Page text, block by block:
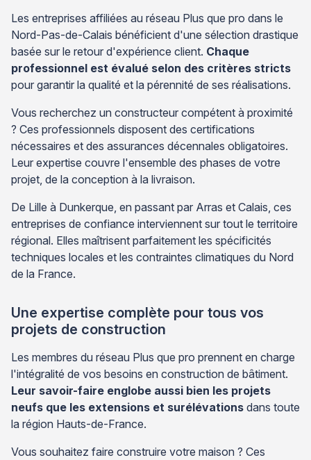
Les entreprises affiliées au réseau Plus que pro dans le
Nord-Pas-de-Calais bénéficient d'une sélection drastique
basée sur le retour d'expérience client. Chaque
professionnel est évalué selon des critères stricts
pour garantir la qualité et la pérennité de ses réalisations.
Vous recherchez un constructeur compétent à proximité
? Ces professionnels disposent des certifications
nécessaires et des assurances décennales obligatoires.
Leur expertise couvre l'ensemble des phases de votre
projet, de la conception à la livraison.
De Lille à Dunkerque, en passant par Arras et Calais, ces
entreprises de confiance interviennent sur tout le territoire
régional. Elles maîtrisent parfaitement les spécificités
techniques locales et les contraintes climatiques du Nord
de la France.
Une expertise complète pour tous vos
projets de construction
Les membres du réseau Plus que pro prennent en charge
l'intégralité de vos besoins en construction de bâtiment.
Leur savoir-faire englobe aussi bien les projets
neufs que les extensions et surélévations dans toute
la région Hauts-de-France.
Vous souhaitez faire construire votre maison ? Ces